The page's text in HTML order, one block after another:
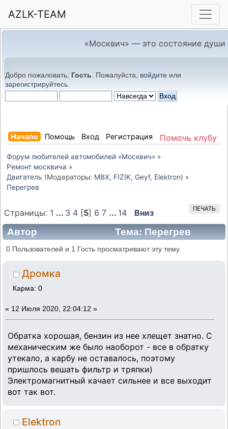
AZLK-TEAM
«Москвич» — это состояние души
Добро пожаловать, Гость . Пожалуйста, войдите или
зарегистрируйтесь
Помочь клубу
Начало Помощь Вход Регистрация
Форум любителей автомобилей «Москвич» »
Ремонт москвича »
Двигатель (Модераторы: MBX, FIZIK, Geyf, Elektron) »
Перегрев
ПЕЧАТЬ
Страницы: 1 ... 3 4[5] 6 7 ... 14 Вниз
Автор
Тема: Перегрев
(Прочитано 53471 раз)
0 Пользователей и 1 Гость просматривают эту тему.
Дромка
Карма: 0
« 12 Июля 2020, 22:04:12 »
Обратка хорошая, бензин из нее хлещет знатно. С
механическим же было наоборот - все в обратку
утекало, а карбу не оставалось, поэтому
пришлось вешать фильтр и тряпки)
Электромагнитный качает сильнее и все выходит
вот так вот.
Elektron